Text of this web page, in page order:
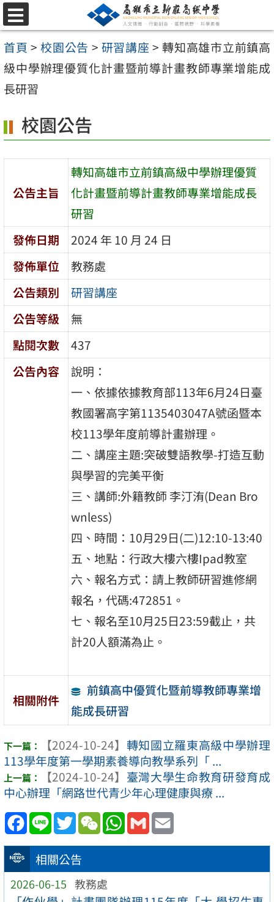
跳
至
主
要
內
區
選
單
首頁 > 校園公告 > 研習講座 > 轉知高雄市立前鎮高
級中學辦理優質化計畫暨前導計畫教師專業增能成
長研習
相關公告
2026-06-15 教務處
校園公告
公告主旨
轉知高雄市立前鎮高級中學辦理優質
化計畫暨前導計畫教師專業增能成長
研習
發佈日期
2024 年 10 月 24 日
發佈單位
教務處
公告類別
研習講座
公告等級
無
點閱次數
437
公告內容
說明：
一、依據依據教育部113年6月24日臺
教國署高字第1135403047A號函暨本
校113學年度前導計畫辦理。
二、講座主題:突破雙語教學-打造互動
與學習的完美平衡
三、講師:外籍教師 李汀洧(Dean Bro
wnless)
四、時間：10月29日(二)12:10-13:40
五、地點：行政大樓六樓Ipad教室
六、報名方式：請上教師研習進修網
報名，代碼:472851。
七、報名至10月25日23:59截止，共
計20人額滿為止。
相關附件
前鎮高中優質化暨前導教師專業增
能成長研習
【2024-10-24】 轉知國立羅東高級中學辦理
113學年度第一學期素養導向教學系列「 ...
【2024-10-24】 臺灣大學生命教育研發育成
中心辦理「網路世代青少年心理健康與療 ...
Facebook
Line TwitterWeChatWhatsApp
Gmail